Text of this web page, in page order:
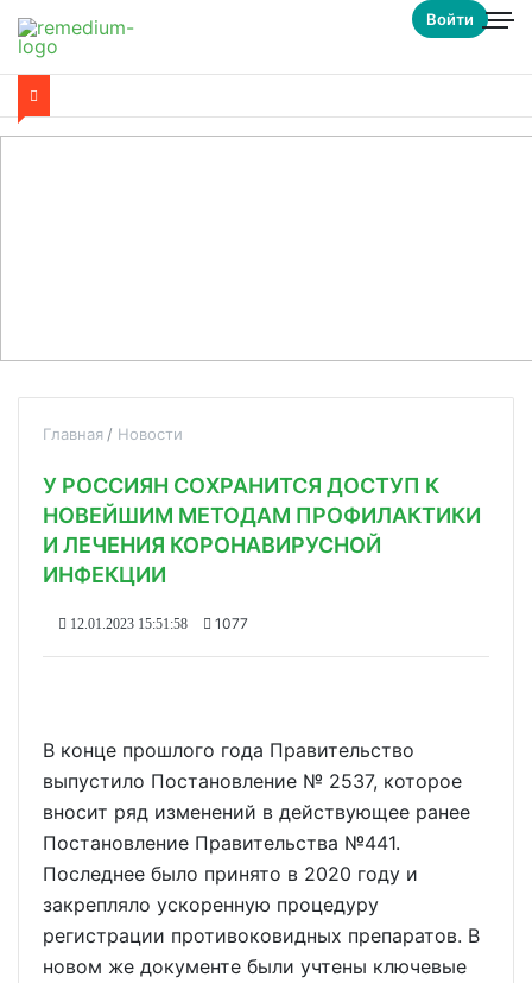
Войти
Главная Новости
У РОССИЯН СОХРАНИТСЯ ДОСТУП К
НОВЕЙШИМ МЕТОДАМ ПРОФИЛАКТИКИ
И ЛЕЧЕНИЯ КОРОНАВИРУСНОЙ
ИНФЕКЦИИ
12.01.2023 15:51:58 1077
В конце прошлого года Правительство
выпустило Постановление № 2537, которое
вносит ряд изменений в действующее ранее
Постановление Правительства №441.
Последнее было принято в 2020 году и
закрепляло ускоренную процедуру
регистрации противоковидных препаратов. В
новом же документе были учтены ключевые